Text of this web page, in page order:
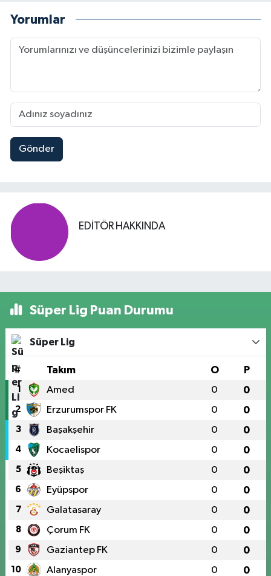
Yorumlar
Gönder
EDITÖR HAKKINDA
Süper Lig Puan Durumu
Süper Lig
# Takım O P
1 Amed 0 0
2 Erzurumspor FK 0 0
3 Başakşehir 0 0
4 Kocaelispor 0 0
5 Beşiktaş 0 0
6 Eyüpspor 0 0
7 Galatasaray 0 0
8 Çorum FK 0 0
9 Gaziantep FK 0 0
10 Alanyaspor 0 0